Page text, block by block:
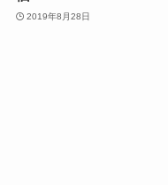
2019年8月28日